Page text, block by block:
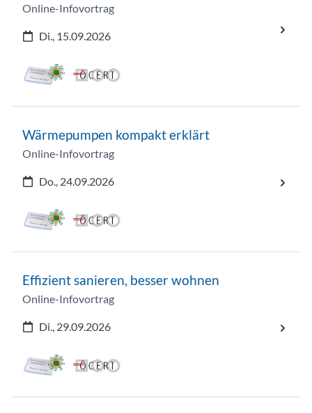
Online-Infovortrag
Di., 15.09.2026
Wärmepumpen kompakt erklärt
Online-Infovortrag
Do., 24.09.2026
Effizient sanieren, besser wohnen
Online-Infovortrag
Di., 29.09.2026